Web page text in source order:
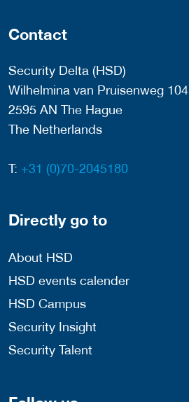
Contact
Security Delta (HSD)
Wilhelmina van Pruisenweg 104
2595 AN The Hague
The Netherlands
T: +31 (0)70-2045180
Directly go to
About HSD
HSD events calender
HSD Campus
Security Insight
Security Talent